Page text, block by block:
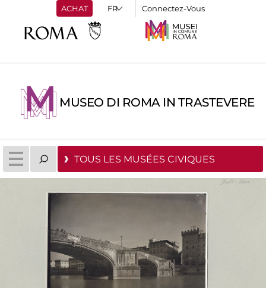
ACHAT Connectez-Vous
MUSEO DI ROMA IN TRASTEVERE
TOUS LES MUSÉES CIVIQUES